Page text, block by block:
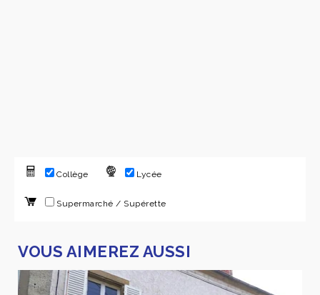
Collège Lycée
Supermarché / Supérette
VOUS AIMEREZ AUSSI